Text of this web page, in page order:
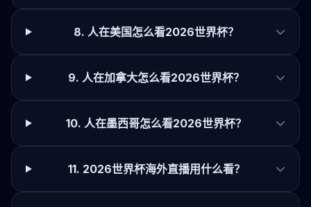
8. 人在美国怎么看2026世界杯？
9. 人在加拿大怎么看2026世界杯？
10. 人在墨西哥怎么看2026世界杯？
11. 2026世界杯海外直播用什么看？